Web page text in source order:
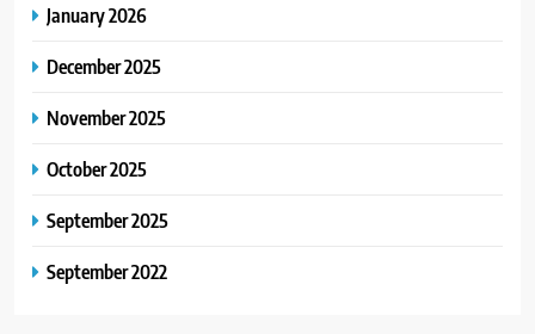
January 2026
December 2025
November 2025
October 2025
September 2025
September 2022